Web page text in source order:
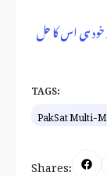
خود ہی اس کا حل
TAGS:
PakSat Multi-
Shares: